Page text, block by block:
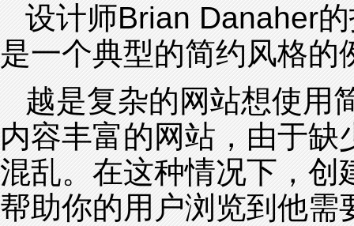
设计师Brian Danaher
是一个典型的简约风格的
越是复杂的网站想使用
内容丰富的网站，由于
混乱。在这种情况下，创
帮助你的用户浏览到他需